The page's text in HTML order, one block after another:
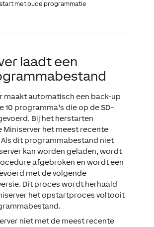
met oude programmatie
laadt een
maakt automatisch een back-up
10 programma’s die op de SD-
Bij het herstarten
Miniserver het meest recente
dit programmabestand niet
kan worden geladen, wordt
afgebroken en wordt een
met de volgende
Dit proces wordt herhaald
het opstartproces voltooit
niet met de meest recente